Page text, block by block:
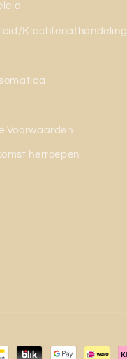
Klachtenafhandeling
Voorwaarden
herroepen